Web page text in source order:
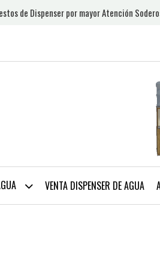
de Dispenser por mayor Atención
VENTA DISPENSER DE AGUA